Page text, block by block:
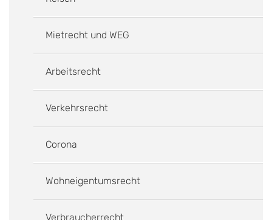
Mietrecht und WEG
Arbeitsrecht
Verkehrsrecht
Corona
Wohneigentumsrecht
Verbraucherrecht